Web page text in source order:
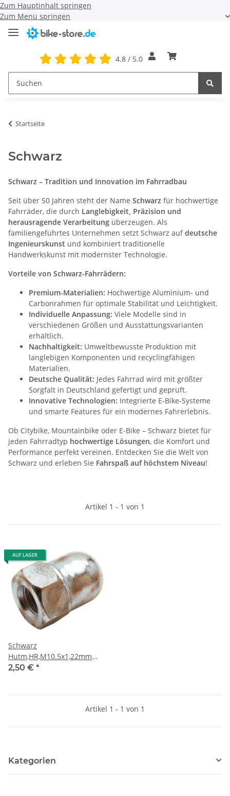
Zum Hauptinhalt springen
Zum Menü springen
4.8 / 5.0
Startseite
Schwarz
Schwarz – Tradition und Innovation im Fahrradbau
Seit über 50 Jahren steht der Name Schwarz für hochwertige
Fahrräder, die durch Langlebigkeit, Präzision und
herausragende Verarbeitung überzeugen. Als
familiengeführtes Unternehmen setzt Schwarz aufdeutsche
Ingenieurskunst und kombiniert traditionelle
Handwerkskunst mit modernster Technologie.
Vorteile von Schwarz-Fahrrädern:
Premium-Materialien: Hochwertige Aluminium- und
Carbonrahmen für optimale Stabilität und Leichtigkeit.
Individuelle Anpassung: Viele Modelle sind in
verschiedenen Größen und Ausstattungsvarianten
erhältlich.
Nachhaltigkeit: Umweltbewusste Produktion mit
langlebigen Komponenten und recyclingfähigen
Materialien.
Deutsche Qualität: Jedes Fahrrad wird mit größter
Sorgfalt in Deutschland gefertigt und geprüft.
Innovative Technologien: Integrierte E-Bike-Systeme
und smarte Features für ein modernes Fahrerlebnis.
Ob Citybike, Mountainbike oder E-Bike – Schwarz bietet für
jeden Fahrradtyp hochwertige Lösungen, die Komfort und
Performance perfekt vereinen. Entdecken Sie die Welt von
Schwarz und erleben Sie Fahrspaß auf höchstem Niveau!
Artikel 1 - 1 von 1
AUF LAGER
Schwarz
Hutm,HR,M10.5x1,22mm
hoch,Sachs 3GG 7071
2,50 € *
Artikel 1 - 1 von 1
Kategorien